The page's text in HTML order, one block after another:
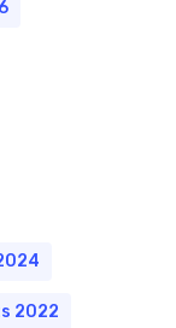
2022